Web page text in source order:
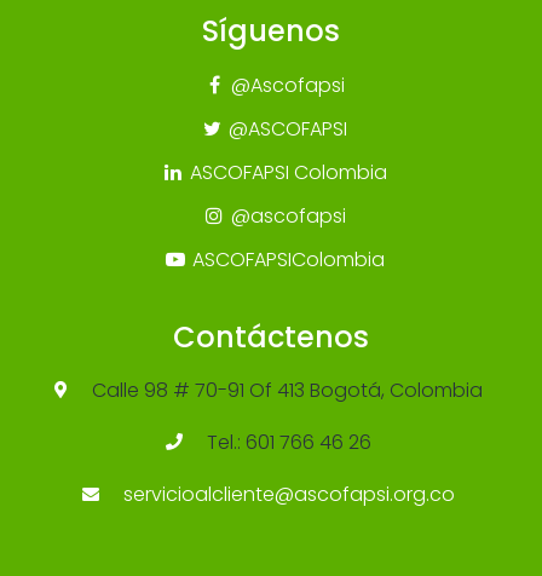
Síguenos
@Ascofapsi
@ASCOFAPSI
ASCOFAPSI Colombia
@ascofapsi
ASCOFAPSIColombia
Contáctenos
Calle 98 # 70-91 Of 413 Bogotá, Colombia
Tel.: 601 766 46 26
servicioalcliente@ascofapsi.org.co